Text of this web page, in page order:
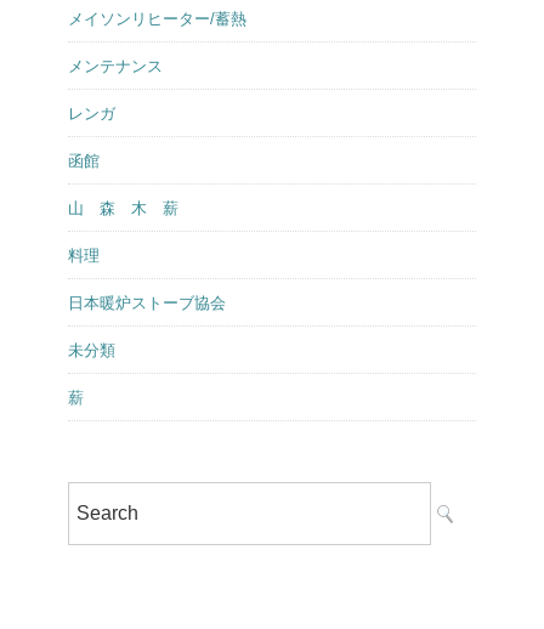
メイソンリヒーター/蓄熱
メンテナンス
レンガ
函館
山 森 木 薪
料理
日本暖炉ストーブ協会
未分類
薪